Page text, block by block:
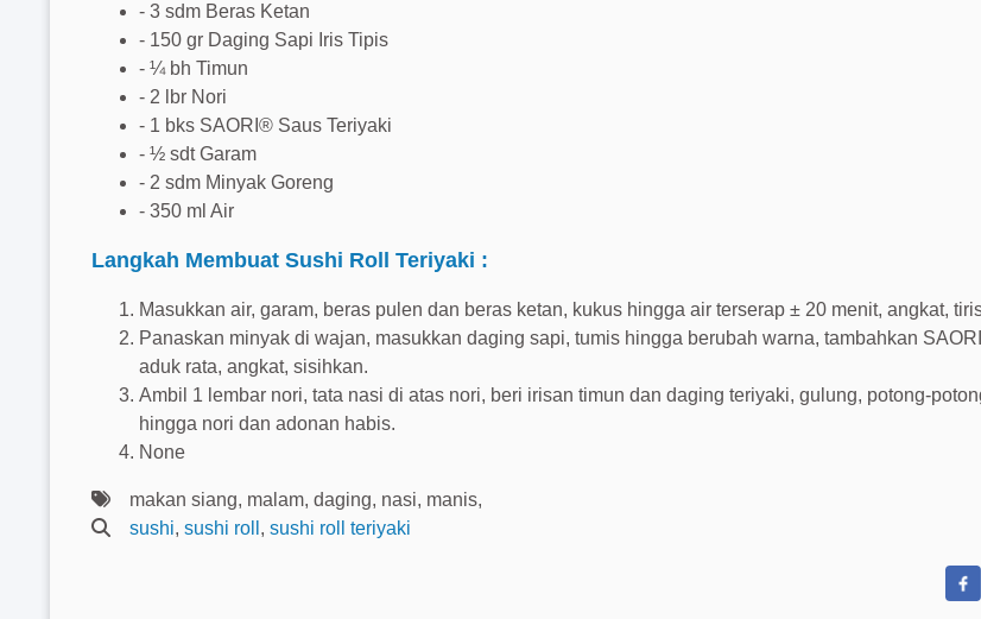
- 3 sdm Beras Ketan
- 150 gr Daging Sapi Iris Tipis
- ¼ bh Timun
- 2 lbr Nori
- 1 bks SAORI® Saus Teriyaki
- ½ sdt Garam
- 2 sdm Minyak Goreng
- 350 ml Air
Langkah Membuat Sushi Roll Teriyaki :
Masukkan air, garam, beras pulen dan beras ketan, kukus hingga air terserap ± 20 menit, angkat,
Panaskan minyak di wajan, masukkan daging sapi, tumis hingga berubah warna, tambahkan
aduk rata, angkat, sisihkan.
Ambil 1 lembar nori, tata nasi di atas nori, beri irisan timun dan daging teriyaki, gulung, potong-
hingga nori dan adonan habis.
None
makan siang, malam, daging, nasi, manis,
sushi, sushi roll , sushi roll teriyaki